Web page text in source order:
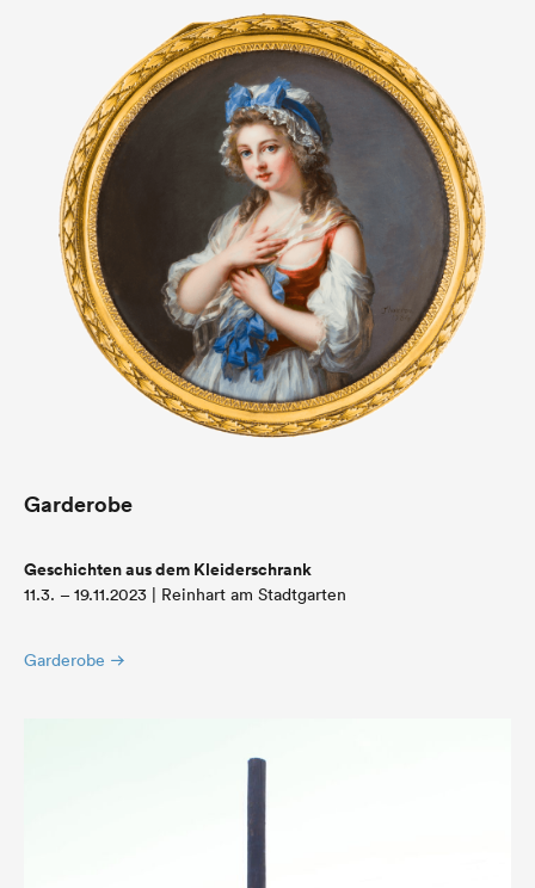
Garderobe
Geschichten aus dem Kleiderschrank
11.3. – 19.11.2023 | Reinhart am Stadtgarten
Garderobe